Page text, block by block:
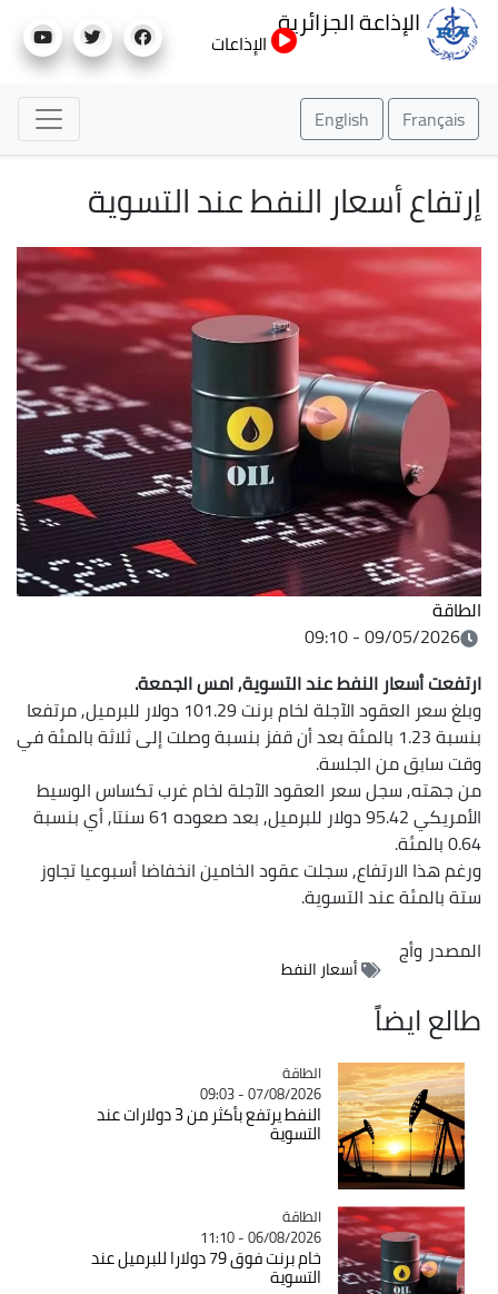
إلى
الإذاعة الجزائرية
الإذاعات
Français
English
إرتفاع أسعار النفط عند التسوية
الطاقة
09/05/2026 - 09:10
ارتفعت ‌أسعار النفط عند التسوية, امس الجمعة.
وبلغ سعر العقود ‌الآجلة لخام برنت 101.29 دولار للبرميل, مرتفعا
بنسبة 1.23 بالمئة بعد أن قفز بنسبة وصلت إلى ثلاثة بالمئة في
وقت سابق من الجلسة.
من جهته, سجل سعر العقود الآجلة لخام غرب تكساس الوسيط
الأمريكي 95.42 دولار للبرميل, بعد صعوده 61 سنتا, أي بنسبة
0.64 بالمئة.
ورغم هذا الارتفاع, سجلت عقود الخامين انخفاضا أسبوعيا تجاوز
ستة بالمئة عند التسوية.
المصدروأج
أسعار النفط
طالع ايضاً
Catégorie
الطاقة
07/08/2026 - 09:03
النفط يرتفع بأكثر من 3 دولارات عند
التسوية
Catégorie
الطاقة
06/08/2026 - 11:10
خام برنت فوق 79 دولارا للبرميل عند
التسوية